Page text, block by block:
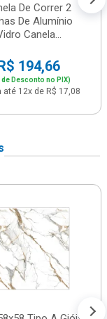
De Correr 2
De Alumínio
Canela...
194,66
de Desconto no PIX)
até 12x de R$ 17,08